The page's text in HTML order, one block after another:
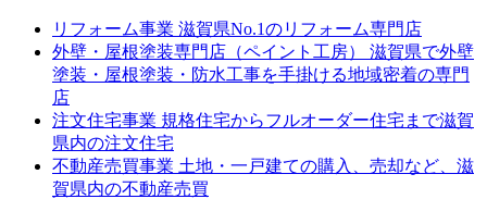
リフォーム事業 滋賀県No.1のリフォーム専門店
外壁・屋根塗装専門店（ペイント工房）
滋賀県で外壁
塗装・屋根塗装・防水工事を手掛ける地域密着の専門
店
注文住宅事業 規格住宅からフルオーダー住宅まで滋賀
県内の注文住宅
不動産売買事業 土地・一戸建ての購入、売却など、滋
賀県内の不動産売買